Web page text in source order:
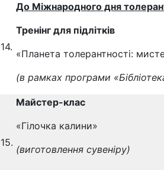
14.
До Міжнародного дня
Тренінг для підлітків
«Планета толерантності:
(в рамках програми
15.
Майстер-клас
«Гілочка калини»
(виготовлення сувеніру)